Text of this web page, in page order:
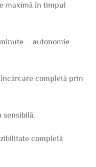
maximă în timpul
– autonomie
completă prin
completă